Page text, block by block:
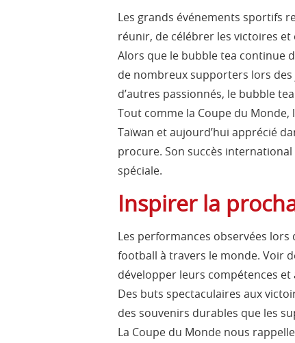
Les grands événements sportifs
réunir, de célébrer les victoires
Alors que le bubble tea continue
de nombreux supporters lors
d’autres passionnés, le bubble
Tout comme la Coupe du
Taïwan et aujourd’hui apprécié
procure. Son succès
spéciale.
Inspirer la
Les performances observées lors
football à travers le monde. Voir
développer leurs compétences
Des buts spectaculaires aux
des souvenirs durables que les
La Coupe du Monde nous